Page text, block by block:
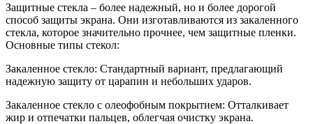
Защитные стекла – более надежный, но и более дорогой
способ защиты экрана. Они изготавливаются из закаленного
стекла, которое значительно прочнее, чем защитные пленки.
Основные типы стекол:
Закаленное стекло: Стандартный вариант, предлагающий
надежную защиту от царапин и небольших ударов.
Закаленное стекло с олеофобным покрытием: Отталкивает
жир и отпечатки пальцев, облегчая очистку экрана.